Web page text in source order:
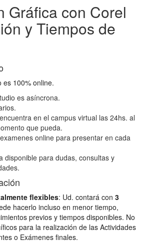
Gráfica con Corel
y Tiempos de
es 100% online.
es asíncrona.
en el campus virtual las 24hs. al
que pueda.
online para presentar en cada
disponible para dudas, consultas y
flexibles: Ud. contará con 3
hacerlo incluso en menor tiempo,
previos y tiempos disponibles. No
para la realización de las Actividades
o Exámenes finales.